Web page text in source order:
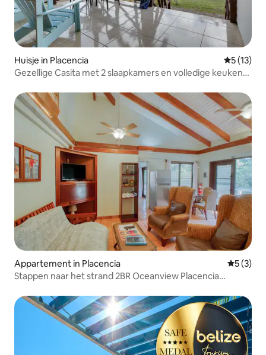
Huisje in Placencia
5 (13)
Gezellige Casita met 2 slaapkamers en volledige keuken
Appartement in Placencia
5 (3)
Stappen naar het strand 2BR Oceanview Placencia